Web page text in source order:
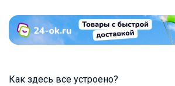
Как здесь все устроено?